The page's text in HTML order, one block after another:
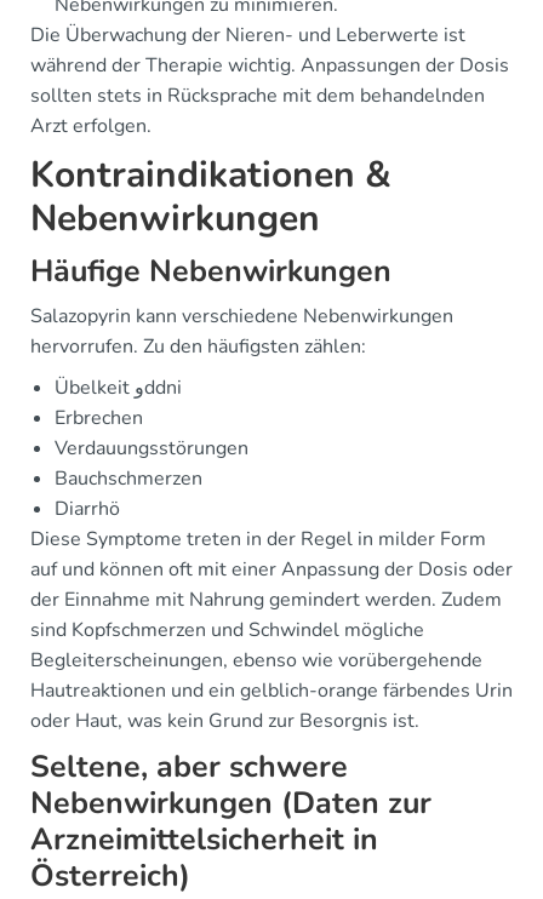
Die Überwachung der Nieren- und Leberwerte ist
während der Therapie wichtig. Anpassungen der Dosis
sollten stets in Rücksprache mit dem behandelnden
Arzt erfolgen.
Kontraindikationen &
Nebenwirkungen
Häufige Nebenwirkungen
Salazopyrin kann verschiedene Nebenwirkungen
hervorrufen. Zu den häufigsten zählen:
Übelkeit وddni
Erbrechen
Verdauungsstörungen
Bauchschmerzen
Diarrhö
Diese Symptome treten in der Regel in milder Form
auf und können oft mit einer Anpassung der Dosis oder
der Einnahme mit Nahrung gemindert werden. Zudem
sind Kopfschmerzen und Schwindel mögliche
Begleiterscheinungen, ebenso wie vorübergehende
Hautreaktionen und ein gelblich-orange färbendes Urin
oder Haut, was kein Grund zur Besorgnis ist.
Seltene, aber schwere
Nebenwirkungen (Daten zur
Arzneimittelsicherheit in
Österreich)